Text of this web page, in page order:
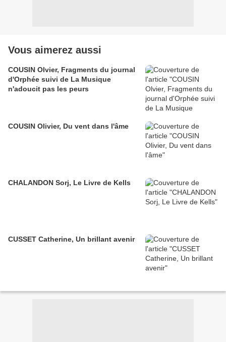
Vous aimerez aussi
COUSIN Olvier, Fragments du journal
d'Orphée suivi de La Musique
n'adoucit pas les peurs
COUSIN Olivier, Du vent dans l'âme
CHALANDON Sorj, Le Livre de Kells
CUSSET Catherine, Un brillant avenir